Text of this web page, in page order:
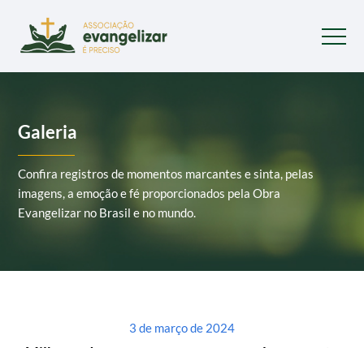
Galeria
Confira registros de momentos marcantes e sinta, pelas
imagens, a emoção e fé proporcionados pela Obra
Evangelizar no Brasil e no mundo.
3 de março de 2024